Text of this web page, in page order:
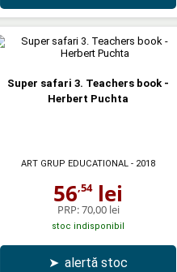
Super safari 3. Teachers book -
Herbert Puchta
ART GRUP EDUCATIONAL - 2018
56,54lei
PRP:70,00 lei
stoc indisponibil
➤ alertă stoc